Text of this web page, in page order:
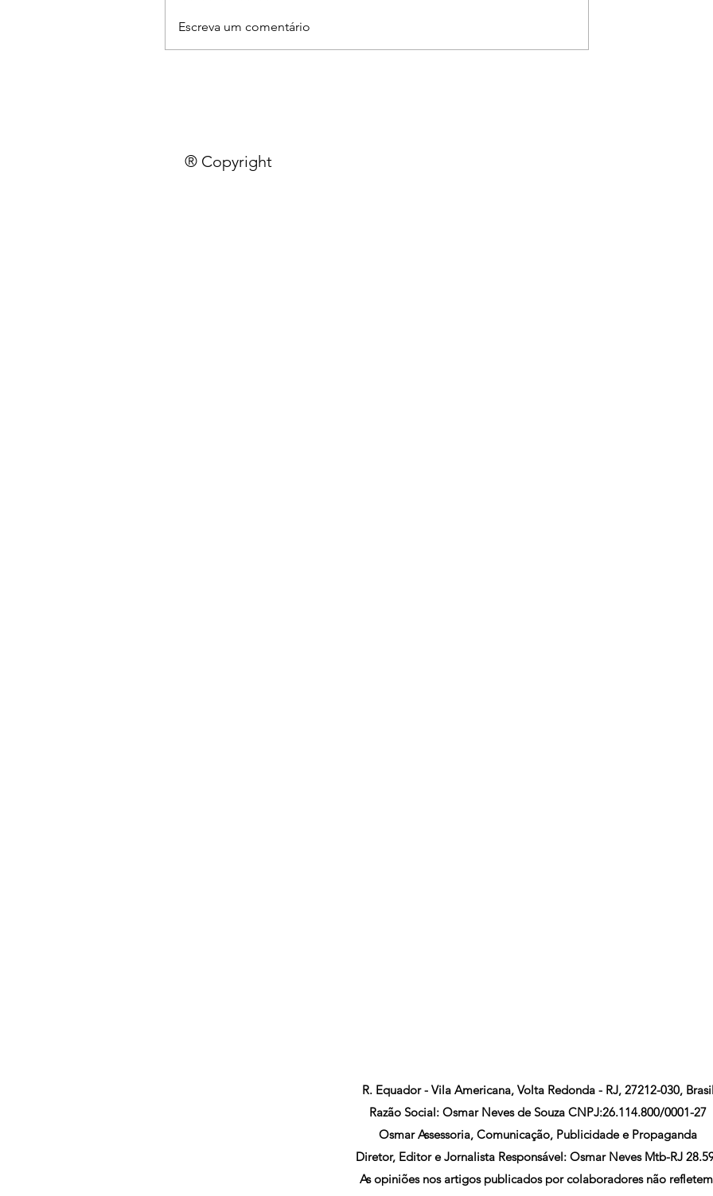
Escreva um comentário
® Copyright
R. Equador - Vila Americana, Volta Redonda - RJ, 27212-030, Brasil
Razão Social: Osmar Neves de Souza CNPJ:26.114.800/0001-27
Osmar Assessoria, Comunicação, Publicidade e Propaganda
Diretor, Editor e Jornalista Responsável: Osmar Neves Mtb-RJ
As opiniões nos artigos publicados por colaboradores não